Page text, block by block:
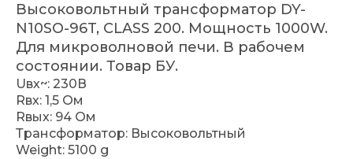
Высоковольтный трансформатор DY-
N10SO-96T, CLASS 200. Мощность 1000W.
Для микроволновой печи. В рабочем
состоянии. Товар БУ.
Uвх~: 230В
Rвх: 1,5 Ом
Rвых: 94 Ом
Трансформатор: Высоковольтный
Weight: 5100 g